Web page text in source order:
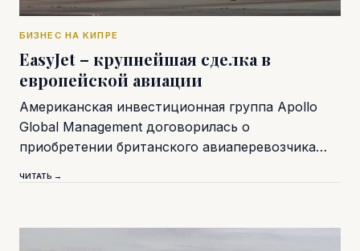
БИЗНЕС НА КИПРЕ
EasyJet – крупнейшая сделка в
европейской авиации
Американская инвестиционная группа Apollo
Global Management договорилась о
приобретении британского авиаперевозчика…
ЧИТАТЬ →